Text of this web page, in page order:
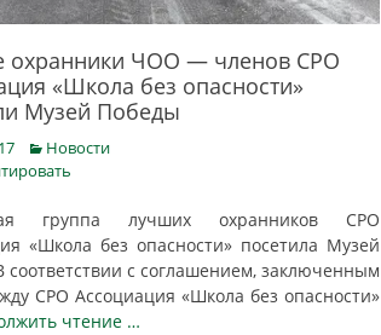
охранники ЧОО — членов СРО
«Школа без опасности»
Музей Победы
Categories
Новости
группа лучших охранников СРО
«Школа без опасности» посетила Музей
соответствии с соглашением, заключенным
СРО Ассоциация «Школа без опасности»
чтение …